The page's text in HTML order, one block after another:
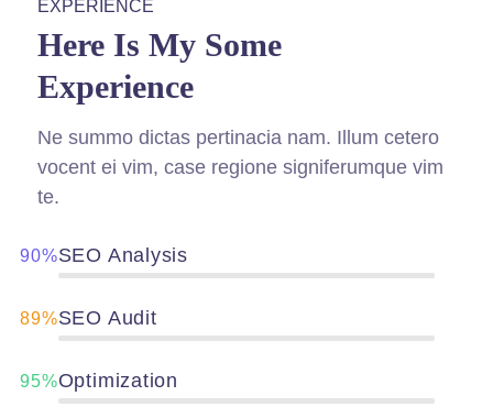
EXPERIENCE
Here Is My Some
Experience
Ne summo dictas pertinacia nam. Illum cetero
vocent ei vim, case regione signiferumque vim
te.
SEO Analysis
90%
SEO Audit
89%
Optimization
95%